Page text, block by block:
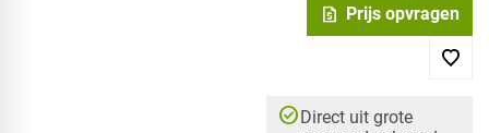
request_quote Prijs opvragen
check_circleDirect uit grote